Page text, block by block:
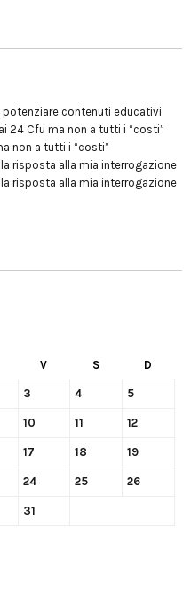
potenziare contenuti educativi
24 Cfu ma non a tutti i “costi”
non a tutti i “costi”
risposta alla mia interrogazione
risposta alla mia interrogazione
V S D
3 4 5
10 11 12
17 18 19
24 25 26
31